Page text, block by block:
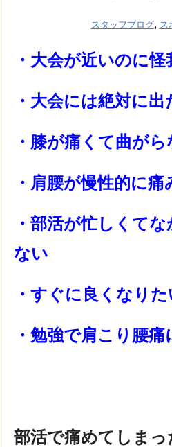
スタッフブログ, ス
・大会が近いのに怪
・大会には絶対に出
・膝が痛くて曲がら
・肩腰が慢性的に痛
・部活が忙しくて
ない
・すぐに良くなりた
・勉強で肩こり腰
部活で痛めてしまっ